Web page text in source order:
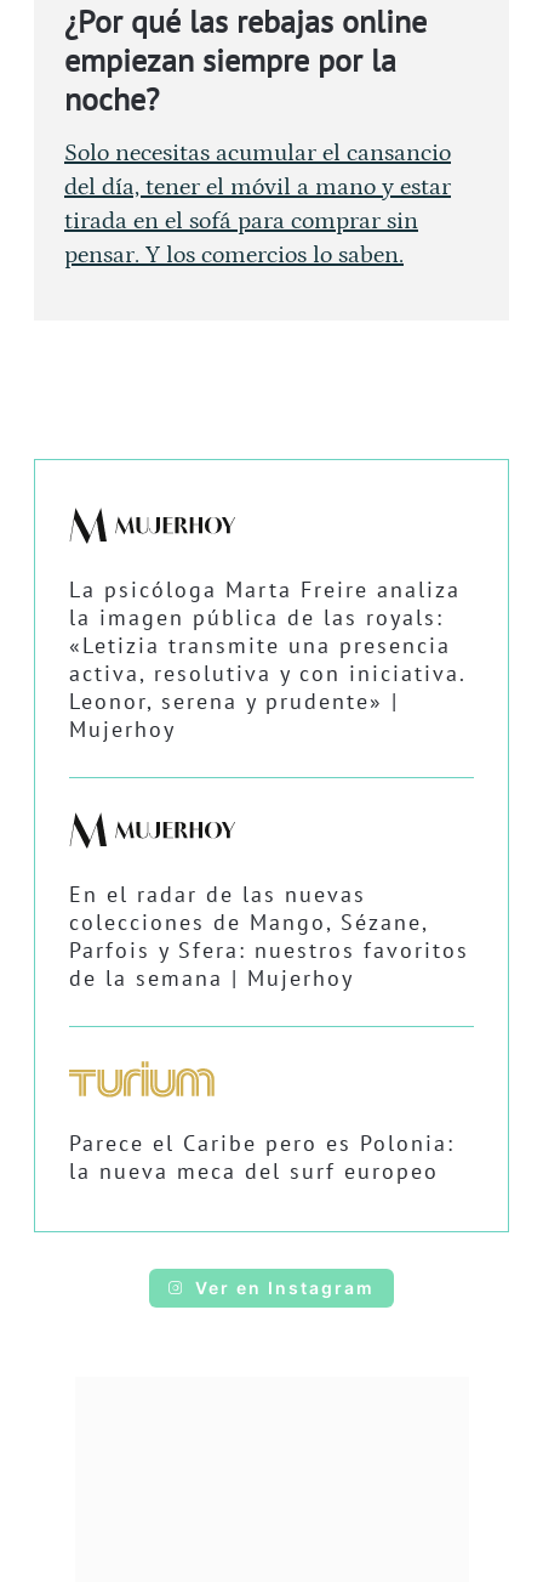
¿Por qué las rebajas online
empiezan siempre por la
noche?
Solo necesitas acumular el cansancio
del día, tener el móvil a mano y estar
tirada en el sofá para comprar sin
pensar. Y los comercios lo saben.
La psicóloga Marta Freire analiza
la imagen pública de las royals:
«Letizia transmite una presencia
activa, resolutiva y con iniciativa.
Leonor, serena y prudente» |
Mujerhoy
En el radar de las nuevas
colecciones de Mango, Sézane,
Parfois y Sfera: nuestros favoritos
de la semana | Mujerhoy
Parece el Caribe pero es Polonia:
la nueva meca del surf europeo
Ver en Instagram